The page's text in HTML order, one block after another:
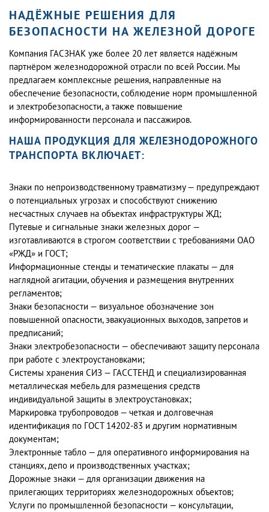
НАДЁЖНЫЕ РЕШЕНИЯ ДЛЯ
БЕЗОПАСНОСТИ НА ЖЕЛЕЗНОЙ ДОРОГЕ
Компания ГАСЗНАК уже более 20 лет является надёжным
партнёром железнодорожной отрасли по всей России. Мы
предлагаем комплексные решения, направленные на
обеспечение безопасности, соблюдение норм промышленной
и электробезопасности, а также повышение
информированности персонала и пассажиров.
НАША ПРОДУКЦИЯ ДЛЯ ЖЕЛЕЗНОДОРОЖНОГО
ТРАНСПОРТА ВКЛЮЧАЕТ:
Знаки по непроизводственному травматизму — предупреждают
о потенциальных угрозах и способствуют снижению
несчастных случаев на объектах инфраструктуры ЖД;
Путевые и сигнальные знаки железных дорог —
изготавливаются в строгом соответствии с требованиями ОАО
«РЖД» и ГОСТ;
Информационные стенды и тематические плакаты — для
наглядной агитации, обучения и размещения внутренних
регламентов;
Знаки безопасности — визуальное обозначение зон
повышенной опасности, эвакуационных выходов, запретов и
предписаний;
Знаки электробезопасности — обеспечивают защиту персонала
при работе с электроустановками;
Системы хранения СИЗ — ГАССТЕНД и специализированная
металлическая мебель для размещения средств
индивидуальной защиты в электроустановках;
Маркировка трубопроводов — четкая и долговечная
идентификация по ГОСТ 14202-83 и другим нормативным
документам;
Электронные табло — для оперативного информирования на
станциях, депо и производственных участках;
Дорожные знаки — для организации движения на
прилегающих территориях железнодорожных объектов;
Услуги по промышленной безопасности — консультации,